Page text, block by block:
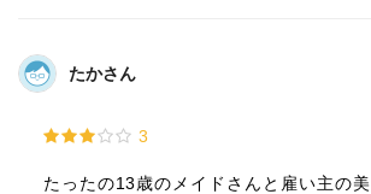
たかさん
3
たったの13歳のメイドさんと雇い主の